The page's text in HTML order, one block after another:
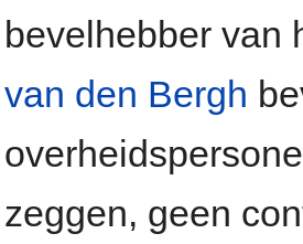
bevelhebber van
van den Bergh
zeggen, geen